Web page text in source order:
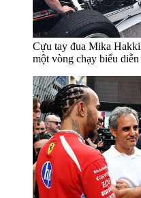
Cựu tay đua Mika
một vòng chạy biểu